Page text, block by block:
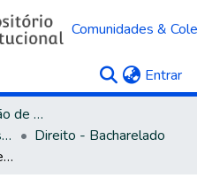
Comunidades &
Entrar
Trabalhos de Conclusão de Curso
Área do Conhecimento das Ciências Sociais Aplicadas
Direito - Bacharelado
Grupo econômico e o incidente da desconsideração da personalidade jurídica na execução trabalhista após a lei nº 13.467/2017